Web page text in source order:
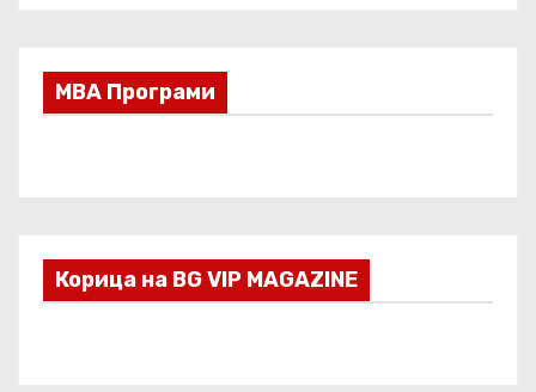
МВА Програми
Корица на BG VIP MAGAZINE